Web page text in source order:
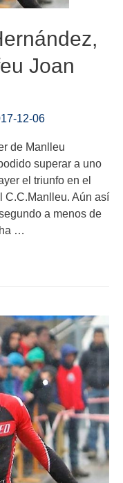
Joan
12-06
de Manlleu
superar a uno
el triunfo en el
C.C.Manlleu. Aún así
a menos de
…